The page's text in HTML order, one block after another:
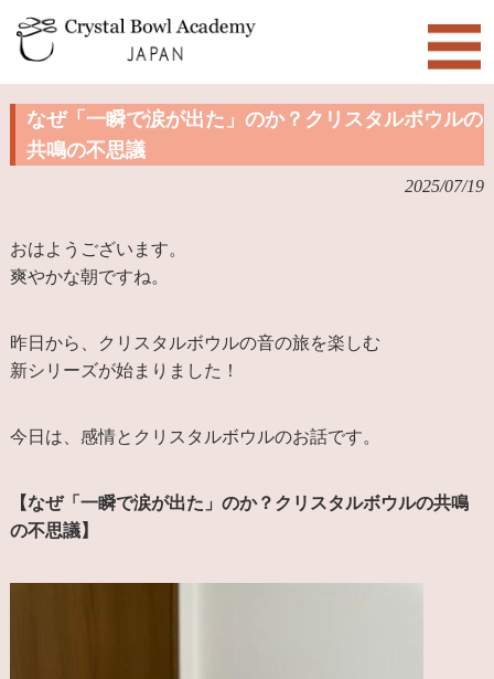
なぜ「一瞬で涙が出た」のか？クリスタルボウルの
共鳴の不思議
2025/07/19
おはようございます。
爽やかな朝ですね。
昨日から、クリスタルボウルの音の旅を楽しむ
新シリーズが始まりました！
今日は、感情とクリスタルボウルのお話です。
【なぜ「一瞬で涙が出た」のか？クリスタルボウルの共鳴
の不思議】